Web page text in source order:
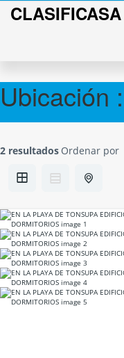
CLASIFICASA
Ubicación :
2 resultados Ordenar por